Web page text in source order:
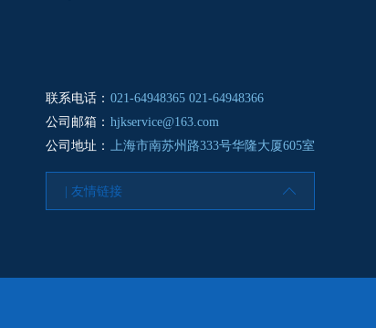
联系电话： 021-64948365 021-64948366
公司邮箱： hjkservice@163.com
公司地址： 上海市南苏州路333号华隆大厦605室
| 友情链接